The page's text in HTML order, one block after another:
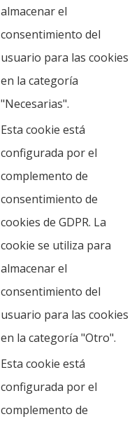
almacenar el
consentimiento del
usuario para las cookies
en la categoría
"Necesarias".
Esta cookie está
configurada por el
complemento de
consentimiento de
cookies de GDPR. La
cookie se utiliza para
almacenar el
consentimiento del
usuario para las cookies
en la categoría "Otro".
Esta cookie está
configurada por el
complemento de